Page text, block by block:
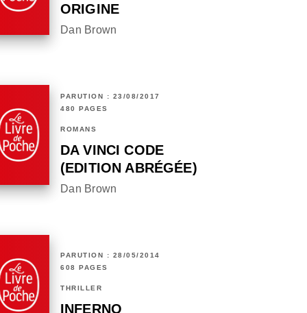
ORIGINE
Dan Brown
PARUTION : 23/08/2017
480 PAGES
ROMANS
DA VINCI CODE
(EDITION ABRÉGÉE)
Dan Brown
PARUTION : 28/05/2014
608 PAGES
THRILLER
INFERNO